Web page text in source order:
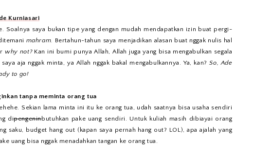
Kurniasari
Soalnya saya bukan tipe yang dengan mudah mendapatkan izin buat pergi-
mahram. Bertahun-tahun saya menjadikan alasan buat nggak nulis hal
why not? Kan ini bumi punya Allah, Allah juga yang bisa mengabulkan segala
aja nggak minta, ya Allah nggak bakal mengabulkannya. Ya, kan?So, Ade
to go!
tanpa meminta orang tua
Sekian lama minta ini itu ke orang tua, udah saatnya bisa usaha sendiri
dipengeninbutuhkan pake uang sendiri. Untuk kuliah masih dibiayai orang
saku, budget hang out (kapan saya pernah hang out? LOL), apa ajalah yang
uang bisa nggak menadahkan tangan ke orang tua.